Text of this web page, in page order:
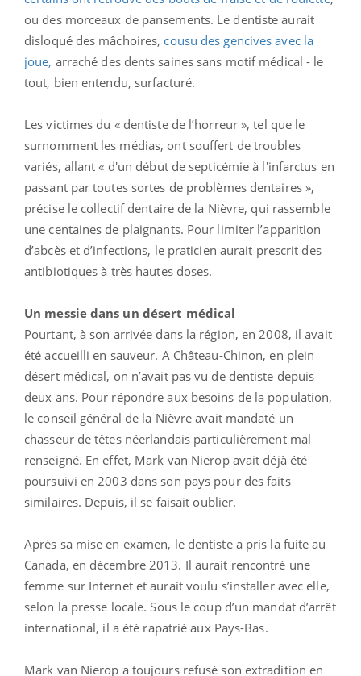
ou des morceaux de pansements. Le dentiste aurait
disloqué des mâchoires, cousu des gencives avec la
joue, arraché des dents saines sans motif médical - le
tout, bien entendu, surfacturé.
Les victimes du « dentiste de l’horreur », tel que le
surnomment les médias, ont souffert de troubles
variés, allant « d'un début de septicémie à l'infarctus en
passant par toutes sortes de problèmes dentaires »,
précise le collectif dentaire de la Nièvre, qui rassemble
une centaines de plaignants. Pour limiter l’apparition
d’abcès et d’infections, le praticien aurait prescrit des
antibiotiques à très hautes doses.
Un messie dans un désert médical
Pourtant, à son arrivée dans la région, en 2008, il avait
été accueilli en sauveur. A Château-Chinon, en plein
désert médical, on n’avait pas vu de dentiste depuis
deux ans. Pour répondre aux besoins de la population,
le conseil général de la Nièvre avait mandaté un
chasseur de têtes néerlandais particulièrement mal
renseigné. En effet, Mark van Nierop avait déjà été
poursuivi en 2003 dans son pays pour des faits
similaires. Depuis, il se faisait oublier.
Après sa mise en examen, le dentiste a pris la fuite au
Canada, en décembre 2013. Il aurait rencontré une
femme sur Internet et aurait voulu s’installer avec elle,
selon la presse locale. Sous le coup d’un mandat d’arrêt
international, il a été rapatrié aux Pays-Bas.
Mark van Nierop a toujours refusé son extradition en